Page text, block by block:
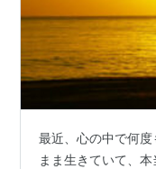
最近、心の中で何
まま生きていて、